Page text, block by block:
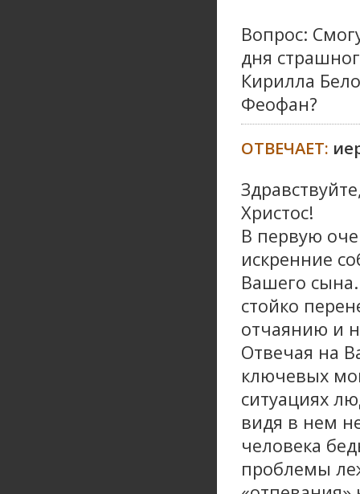
Вопрос:
дня
Кирилла
Феофан?
ОТВЕЧАЕТ:
Христос!
В первую
искренние
Вашего
стойко
отчаянию и
Отвечая на
ключевых
ситуациях
видя в нем
человека
проблемы